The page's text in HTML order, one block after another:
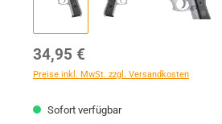
Regulärer Preis:
34,95 €
Preise inkl. MwSt. zzgl. Versandkosten
Sofort verfügbar